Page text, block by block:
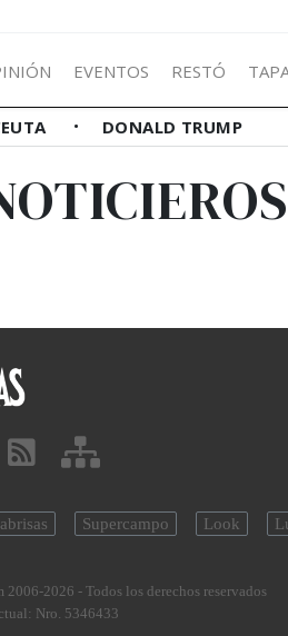
EVENTOS RESTÓ
DONALD TRUMP
Supercampo Look
2006-2026 - Todos los derechos reservados
Nro. 5346433